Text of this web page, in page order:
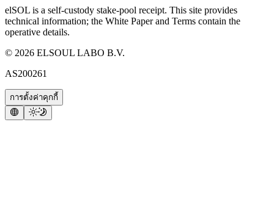
elSOL is a self-custody stake-pool receipt. This site provides
technical information; the White Paper and Terms contain the
operative details.
© 2026 ELSOUL LABO B.V.
AS200261
การตั้งค่าคุกกี้